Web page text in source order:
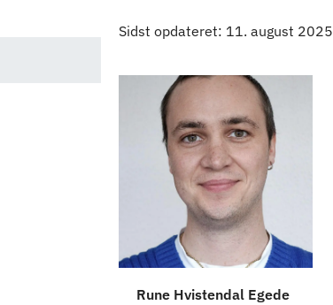
Sidst opdateret: 11. august 2025
Kontaktpersoner
Rune Hvistendal Egede